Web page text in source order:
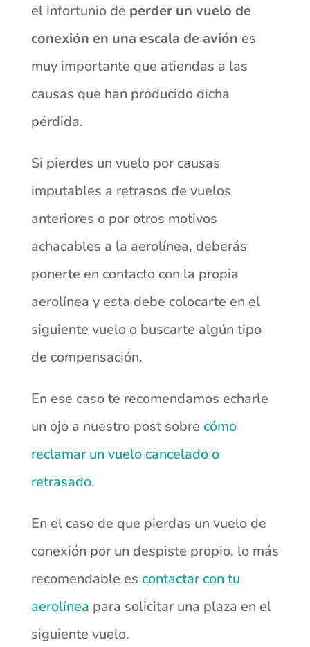
el infortunio de perder un vuelo de
conexión en una escala de avión es
muy importante que atiendas a las
causas que han producido dicha
pérdida.
Si pierdes un vuelo por causas
imputables a retrasos de vuelos
anteriores o por otros motivos
achacables a la aerolínea, deberás
ponerte en contacto con la propia
aerolínea y esta debe colocarte en el
siguiente vuelo o buscarte algún tipo
de compensación.
En ese caso te recomendamos echarle
un ojo a nuestro post sobre cómo
reclamar un vuelo cancelado o
retrasado.
En el caso de que pierdas un vuelo de
conexión por un despiste propio, lo más
recomendable es contactar con tu
aerolínea para solicitar una plaza en el
siguiente vuelo.